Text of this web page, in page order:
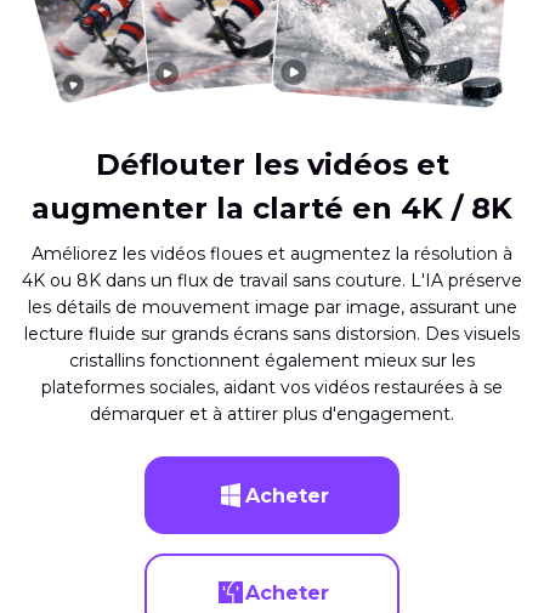
Déflouter les vidéos et
augmenter la clarté en 4K / 8K
Améliorez les vidéos floues et augmentez la résolution à
4K ou 8K dans un flux de travail sans couture. L'IA préserve
les détails de mouvement image par image, assurant une
lecture fluide sur grands écrans sans distorsion. Des visuels
cristallins fonctionnent également mieux sur les
plateformes sociales, aidant vos vidéos restaurées à se
démarquer et à attirer plus d'engagement.
Acheter
Acheter